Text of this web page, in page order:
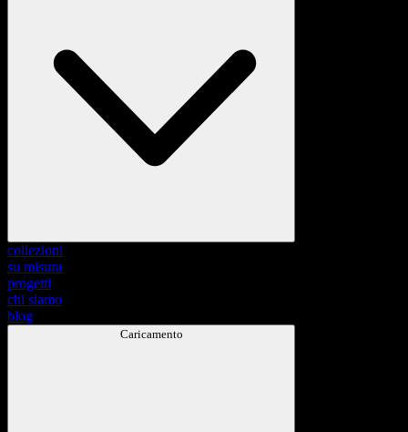
collezioni
su misura
progetti
chi siamo
blog
Caricamento